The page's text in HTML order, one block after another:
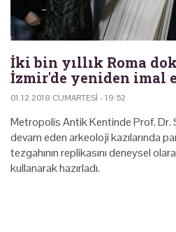
İki bin yıllık Roma
İzmir'de yeniden imal
01.12.2018 CUMARTESI - 19:52
Metropolis Antik Kentinde Prof. Dr.
devam eden arkeoloji kazılarında
tezgahının replikasını deneysel
kullanarak hazırladı.